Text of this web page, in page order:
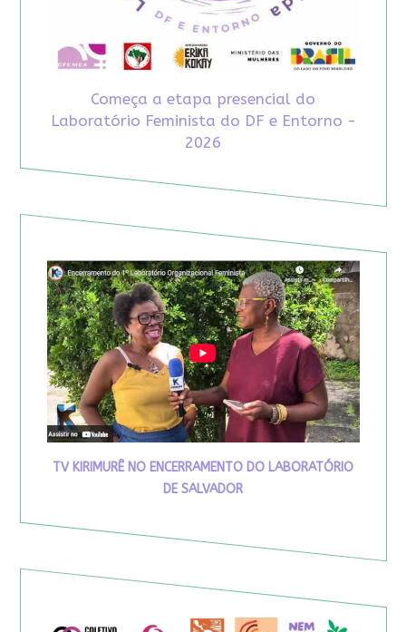
Começa a etapa presencial do
Laboratório Feminista do DF e Entorno -
2026
TV KIRIMURÊ NO ENCERRAMENTO DO LABORATÓRIO
DE SALVADOR